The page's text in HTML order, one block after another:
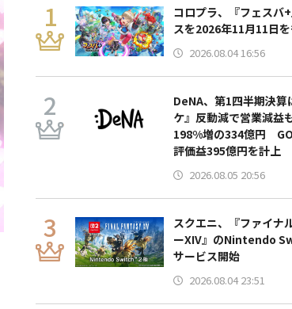
コロプラ、『フェスバ
スを2026年11月11日
2026.08.04 16:56
DeNA、第1四半期決算
ケ』反動減で営業減益
198%増の334億円
評価益395億円を計上
2026.08.05 20:56
スクエニ、『ファイナ
ーXIV』のNintendo
サービス開始
2026.08.04 23:51